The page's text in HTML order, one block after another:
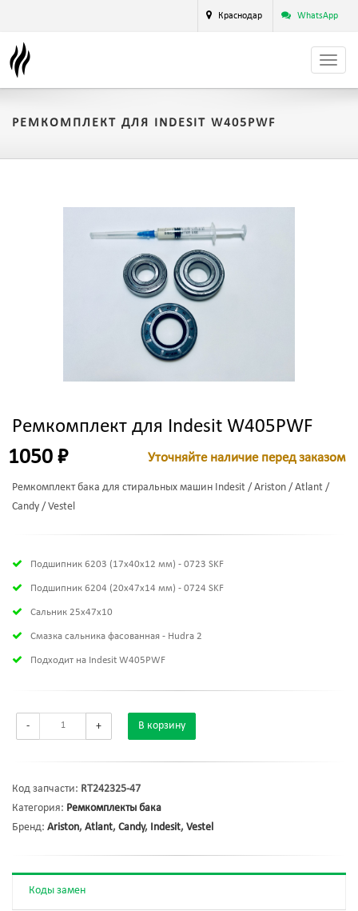
Краснодар WhatsApp
РЕМКОМПЛЕКТ ДЛЯ INDESIT W405PWF
Ремкомплект для Indesit W405PWF
1050 ₽ Уточняйте наличие перед заказом
Ремкомплект бака для стиральных машин Indesit / Ariston / Atlant /
Candy / Vestel
Подшипник 6203 (17х40х12 мм) - 0723 SKF
Подшипник 6204 (20х47х14 мм) - 0724 SKF
Сальник 25x47x10
Смазка сальника фасованная - Hudra 2
Подходит на Indesit W405PWF
- + В корзину
Код запчасти: RT242325-47
Категория: Ремкомплекты бака
Бренд: Ariston, Atlant, Candy, Indesit, Vestel
Коды замен